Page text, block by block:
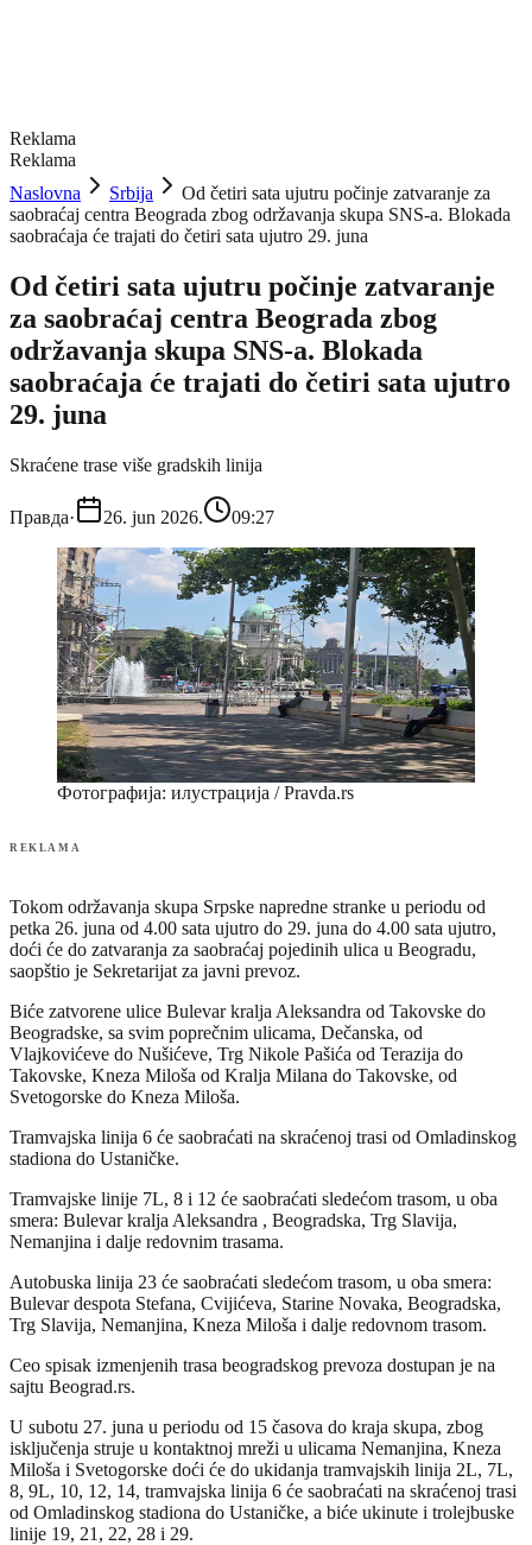
Reklama
Reklama
Naslovna
Srbija
Od četiri sata ujutru počinje zatvaranje za
saobraćaj centra Beograda zbog održavanja skupa SNS-a. Blokada
saobraćaja će trajati do četiri sata ujutro 29. juna
Od četiri sata ujutru počinje zatvaranje
za saobraćaj centra Beograda zbog
održavanja skupa SNS-a. Blokada
saobraćaja će trajati do četiri sata ujutro
29. juna
Skraćene trase više gradskih linija
Правда· 26. jun 2026. 09:27
Фотографија: илустрација / Pravda.rs
REKLAMA
Tokom održavanja skupa Srpske napredne stranke u periodu od
petka 26. juna od 4.00 sata ujutro do 29. juna do 4.00 sata ujutro,
doći će do zatvaranja za saobraćaj pojedinih ulica u Beogradu,
saopštio je Sekretarijat za javni prevoz.
Biće zatvorene ulice Bulevar kralja Aleksandra od Takovske do
Beogradske, sa svim poprečnim ulicama, Dečanska, od
Vlajkovićeve do Nušićeve, Trg Nikole Pašića od Terazija do
Takovske, Kneza Miloša od Kralja Milana do Takovske, od
Svetogorske do Kneza Miloša.
Tramvajska linija 6 će saobraćati na skraćenoj trasi od Omladinskog
stadiona do Ustaničke.
Tramvajske linije 7L, 8 i 12 će saobraćati sledećom trasom, u oba
smera: Bulevar kralja Aleksandra , Beogradska, Trg Slavija,
Nemanjina i dalje redovnim trasama.
Autobuska linija 23 će saobraćati sledećom trasom, u oba smera:
Bulevar despota Stefana, Cvijićeva, Starine Novaka, Beogradska,
Trg Slavija, Nemanjina, Kneza Miloša i dalje redovnom trasom.
Ceo spisak izmenjenih trasa beogradskog prevoza dostupan je na
sajtu Beograd.rs.
U subotu 27. juna u periodu od 15 časova do kraja skupa, zbog
isključenja struje u kontaktnoj mreži u ulicama Nemanjina, Kneza
Miloša i Svetogorske doći će do ukidanja tramvajskih linija 2L, 7L,
8, 9L, 10, 12, 14, tramvajska linija 6 će saobraćati na skraćenoj trasi
od Omladinskog stadiona do Ustaničke, a biće ukinute i trolejbuske
linije 19, 21, 22, 28 i 29.